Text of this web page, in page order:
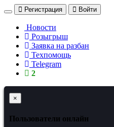
Регистрация Войти
Новости
Розыгрыш
Заявка на разбан
Техпомощь
Telegram
2
×
Пользователи онлайн